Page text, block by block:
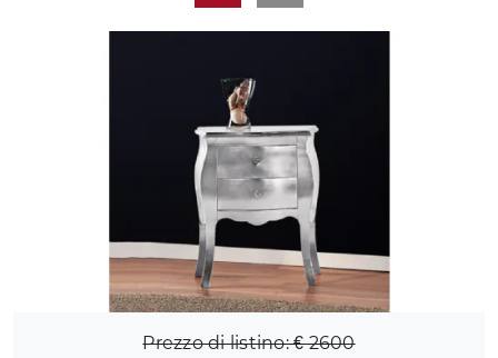
Prezzo di listino: € 2600